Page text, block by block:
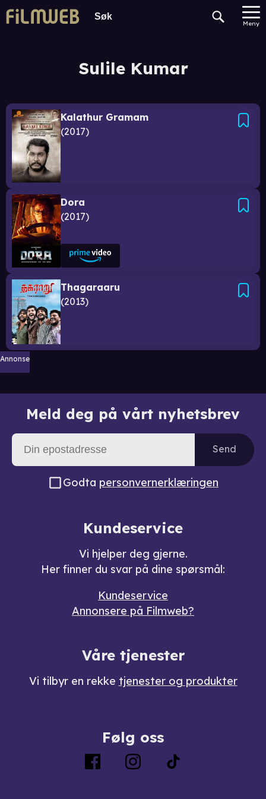
Meny
Sulile Kumar
Kalathur Gramam
2017
Dora
2017
Thagaraaru
2013
Annonse
Meld deg på vårt nyhetsbrev
Send
Godta personvernerklæringen
Kundeservice
Vi hjelper deg gjerne.
Her finner du svar på dine spørsmål:
Kundeservice
Annonsere på Filmweb?
Våre tjenester
Vi tilbyr en rekke tjenester og produkter
Følg oss